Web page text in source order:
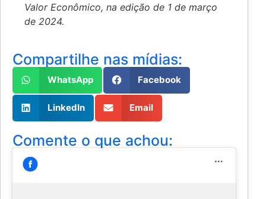
Valor Econômico, na edição de 1 de março
de 2024.
Compartilhe nas mídias:
WhatsApp Facebook
LinkedIn Email
Comente o que achou: